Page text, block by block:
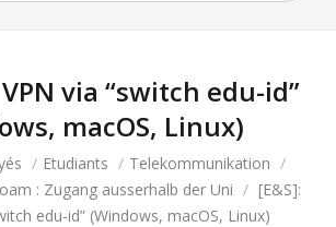
VPN via “switch edu-id”
macOS, Linux)
/ Etudiants / Telekommunikation /
: Zugang ausserhalb der Uni / [E&S]:
edu-id” (Windows, macOS, Linux)